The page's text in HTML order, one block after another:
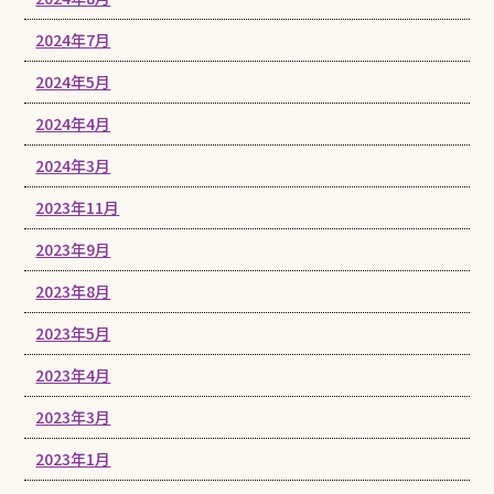
2024年7月
2024年5月
2024年4月
2024年3月
2023年11月
2023年9月
2023年8月
2023年5月
2023年4月
2023年3月
2023年1月